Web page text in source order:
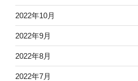
2022年10月
2022年9月
2022年8月
2022年7月